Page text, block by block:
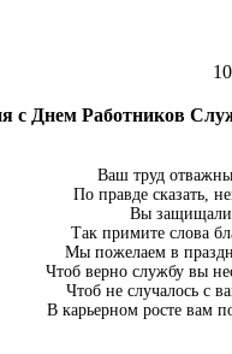
10
с Днем Работников
Ваш труд
По правде сказать,
Вы защищали
Так примите слова
Мы пожелаем в
Чтоб верно службу вы
Чтоб не случалось с
В карьерном росте вам